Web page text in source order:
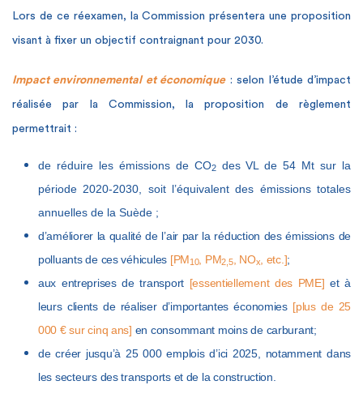
Lors de ce réexamen, la Commission présentera une proposition
visant à fixer un objectif contraignant pour 2030.
Impact environnemental et économique: selon l’étude d’impact
réalisée par la Commission, la proposition de règlement
permettrait :
de réduire les émissions de CO2des VL de 54 Mt sur la
période 2020-2030, soit l’équivalent des émissions totales
annuelles de la Suède ;
d’améliorer la qualité de l’air par la réduction des émissions de
polluants de ces véhicules [PM10, PM2,5, NOx , etc.];
aux entreprises de transport [essentiellement des PME]et à
leurs clients de réaliser d’importantes économies [plus de 25
000 € sur cinq ans] en consommant moins de carburant;
de créer jusqu’à 25 000 emplois d’ici 2025, notamment dans
les secteurs des transports et de la construction.